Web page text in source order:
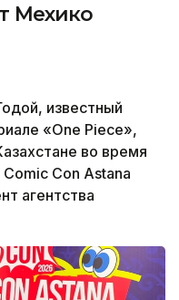
Мехико
известный
«One Piece»,
во время
Con Astana
агентства